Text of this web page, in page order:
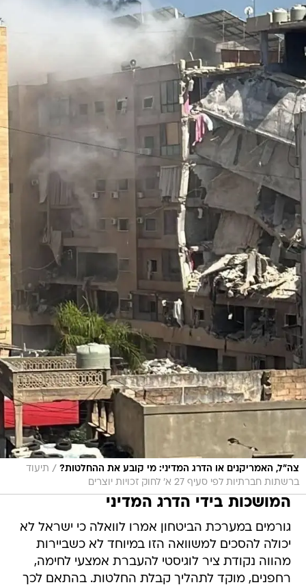
צה"ל, האמריקנים או הדרג המדיני: מי קובע את ההחלטות? / תיעוד
ברשתות חברתיות לפי סעיף 27 א' לחוק זכויות יוצרים
המושכות בידי הדרג המדיני
גורמים במערכת הביטחון אמרו לוואלה כי ישראל לא
יכולה להסכים למשוואה הזו במיוחד לא כשביירות
מהווה נקודת ציר לוגיסטי להעברת אמצעי לחימה,
רחפנים, מוקד לתהליך קבלת החלטות. בהתאם לכך